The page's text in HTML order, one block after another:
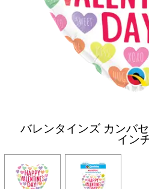
バレンタインズ カンバ
イン